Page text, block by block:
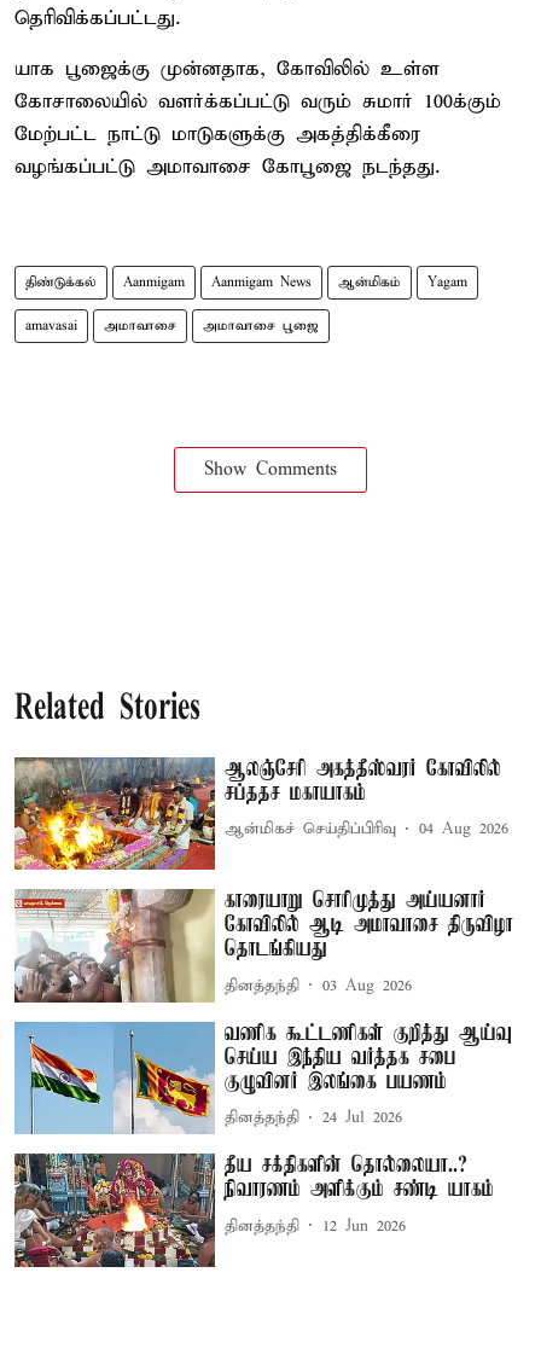
தெரிவிக்கப்பட்டது.
யாக பூஜைக்கு முன்னதாக, கோவிலில் உள்ள
கோசாலையில் வளர்க்கப்பட்டு வரும் சுமார் 100க்கும்
மேற்பட்ட நாட்டு மாடுகளுக்கு அகத்திக்கீரை
வழங்கப்பட்டு அமாவாசை கோபூஜை நடந்தது.
திண்டுக்கல் Aanmigam Aanmigam News ஆன்மிகம் Yagam
amavasai அமாவாசை அமாவாசை பூஜை
Show Comments
Related Stories
ஆலஞ்சேரி அகத்தீஸ்வரர் கோவிலில்
சப்ததச மகாயாகம்
ஆன்மிகச் செய்திப்பிரிவு 04 Aug 2026
காரையாறு சொரிமுத்து அய்யனார்
கோவிலில் ஆடி அமாவாசை திருவிழா
தொடங்கியது
தினத்தந்தி 03 Aug 2026
வணிக கூட்டணிகள் குறித்து ஆய்வு
செய்ய இந்திய வர்த்தக சபை
குழுவினர் இலங்கை பயணம்
தினத்தந்தி 24 Jul 2026
தீய சக்திகளின் தொல்லையா..?
நிவாரணம் அளிக்கும் சண்டி யாகம்
தினத்தந்தி 12 Jun 2026